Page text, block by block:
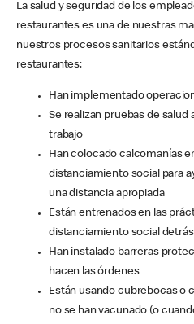
La salud y seguridad de los
restaurantes es una de nuestras
nuestros procesos sanitarios
restaurantes:
Han implementado
Se realizan pruebas de
trabajo
Han colocado calcomanías
distanciamiento social para
una distancia apropiada
Están entrenados en las
distanciamiento social
Han instalado barreras
hacen las órdenes
Están usando cubrebocas o
no se han vacunado (o